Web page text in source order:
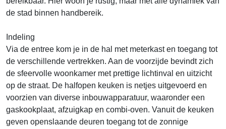
de stad binnen handbereik.
Indeling
Via de entree kom je in de hal met meterkast en toegang tot
de verschillende vertrekken. Aan de voorzijde bevindt zich
de sfeervolle woonkamer met prettige lichtinval en uitzicht
op de straat. De halfopen keuken is netjes uitgevoerd en
voorzien van diverse inbouwapparatuur, waaronder een
gaskookplaat, afzuigkap en combi-oven. Vanuit de keuken
geven openslaande deuren toegang tot de zonnige